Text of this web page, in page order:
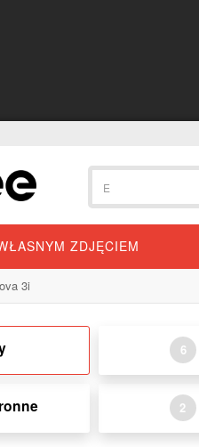
ZDJĘCIEM
3i
6
2